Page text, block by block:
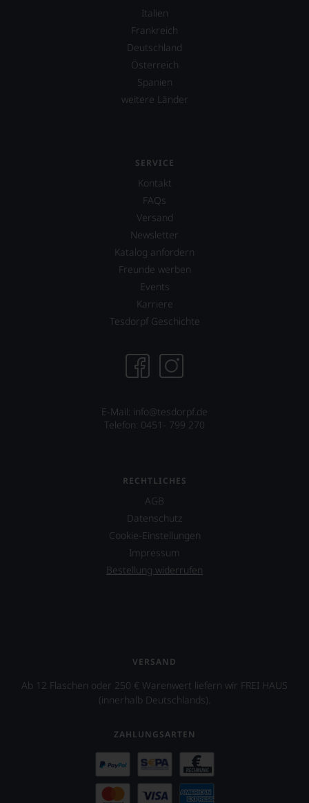
Italien
Frankreich
Deutschland
Österreich
Spanien
weitere Länder
SERVICE
Kontakt
FAQs
Versand
Newsletter
Katalog anfordern
Freunde werben
Events
Karriere
Tesdorpf Geschichte
E-Mail: info@tesdorpf.de
Telefon: 0451- 799 270
RECHTLICHES
AGB
Datenschutz
Cookie-Einstellungen
Impressum
Bestellung widerrufen
VERSAND
Ab 12 Flaschen oder 250 € Warenwert liefern wir FREI HAUS
(innerhalb Deutschlands).
ZAHLUNGSARTEN